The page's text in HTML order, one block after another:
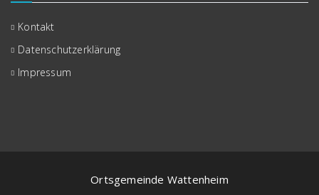
Kontakt
Datenschutzerklärung
Impressum
Ortsgemeinde Wattenheim